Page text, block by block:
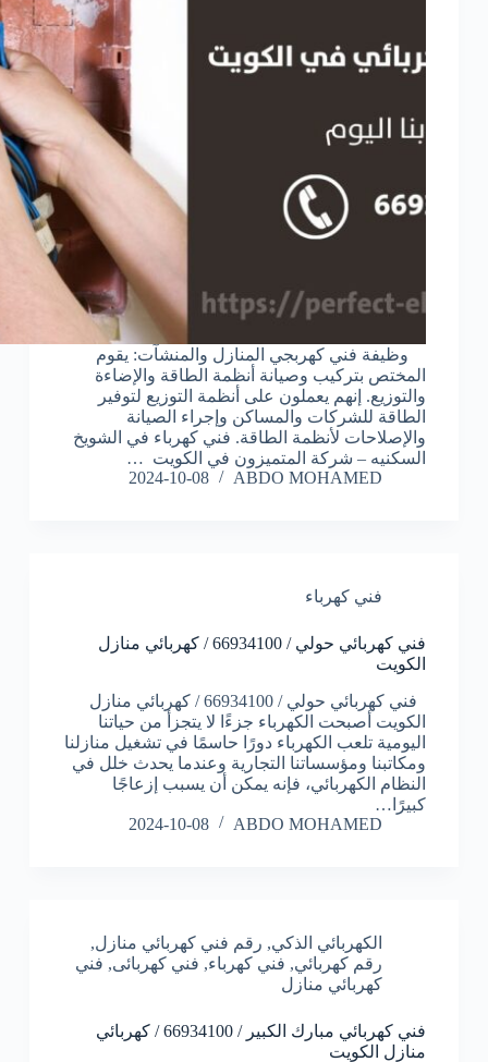
وظيفة فني كهربجي المنازل والمنشآت: يقوم
المختص بتركيب وصيانة أنظمة الطاقة والإضاءة
والتوزيع. إنهم يعملون على أنظمة التوزيع لتوفير
الطاقة للشركات والمساكن وإجراء الصيانة
والإصلاحات لأنظمة الطاقة. فني كهرباء في الشويخ
السكنيه – شركة المتميزون في الكويت …
ABDO MOHAMED
2024-10-08
فني كهرباء
فني كهربائي حولي / 66934100 / كهربائي منازل
الكويت
فني كهربائي حولي / 66934100 / كهربائي منازل
الكويت أصبحت الكهرباء جزءًا لا يتجزأ من حياتنا
اليومية تلعب الكهرباء دورًا حاسمًا في تشغيل منازلنا
ومكاتبنا ومؤسساتنا التجارية وعندما يحدث خلل في
النظام الكهربائي، فإنه يمكن أن يسبب إزعاجًا
كبيرًا…
ABDO MOHAMED
2024-10-08
الكهربائي الذكي, رقم فني كهربائي منازل,
رقم كهربائي, فني كهرباء, فني كهربائى, فني
كهربائي منازل
فني كهربائي مبارك الكبير / 66934100 / كهربائي
منازل الكويت